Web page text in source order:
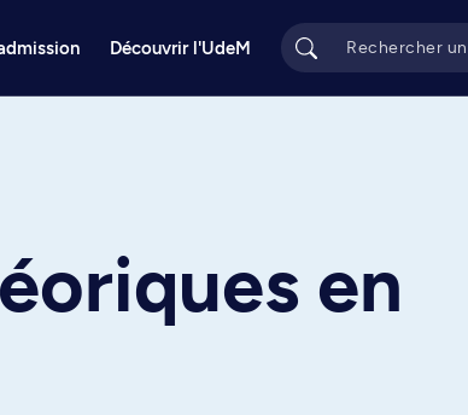
Découvrir l'UdeM
en